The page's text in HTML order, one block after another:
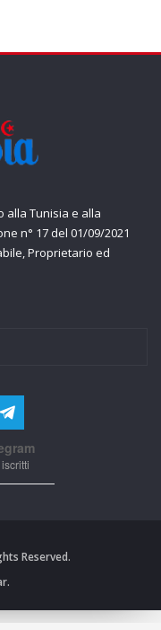
alla Tunisia e alla
n° 17 del 01/09/2021
Proprietario ed
Reserved.